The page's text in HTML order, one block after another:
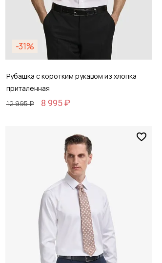
-31%
Рубашка с коротким рукавом из хлопка
приталенная
12 995 ₽
8 995 ₽
Добавить в корзину